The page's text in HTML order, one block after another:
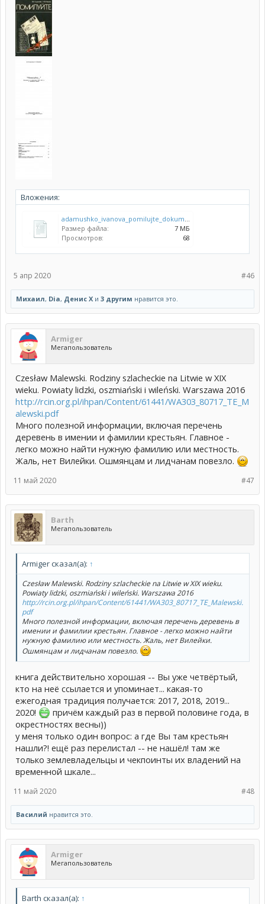
Вложения:
Размер файла:
7 МБ
Просмотров:
68
#46
5 апр 2020
Михаил, Dia, Денис Х и 3 другим нравится это.
Armiger
Мегапользователь
Czesław Malewski. Rodziny szlacheckie na Litwie w XIX
wieku. Powiaty lidzki, oszmiański i wileński. Warszawa 2016
http://rcin.org.pl/ihpan/Content/61441/WA303_80717_TE_M
alewski.pdf
Много полезной информации, включая перечень
деревень в имении и фамилии крестьян. Главное -
легко можно найти нужную фамилию или местность.
Жаль, нет Вилейки. Ошмянцам и лидчанам повезло.
#47
11 май 2020
Barth
Мегапользователь
Armiger сказал(а): ↑
Czesław Malewski. Rodziny szlacheckie na Litwie w XIX wieku.
Powiaty lidzki, oszmiański i wileński. Warszawa 2016
http://rcin.org.pl/ihpan/Content/61441/WA303_80717_TE_Malewski.
pdf
Много полезной информации, включая перечень деревень в
имении и фамилии крестьян. Главное - легко можно найти
нужную фамилию или местность. Жаль, нет Вилейки.
Ошмянцам и лидчанам повезло.
книга действительно хорошая -- Вы уже четвёртый,
кто на неё ссылается и упоминает... какая-то
ежегодная традиция получается: 2017, 2018, 2019...
2020!
причём каждый раз в первой половине года, в
окрестностях весны))
у меня только один вопрос: а где Вы там крестьян
нашли?! ещё раз перелистал -- не нашёл! там же
только землевладельцы и чекпоинты их владений на
временной шкале...
#48
11 май 2020
Василий нравится это.
Armiger
Мегапользователь
Barth сказал(а): ↑